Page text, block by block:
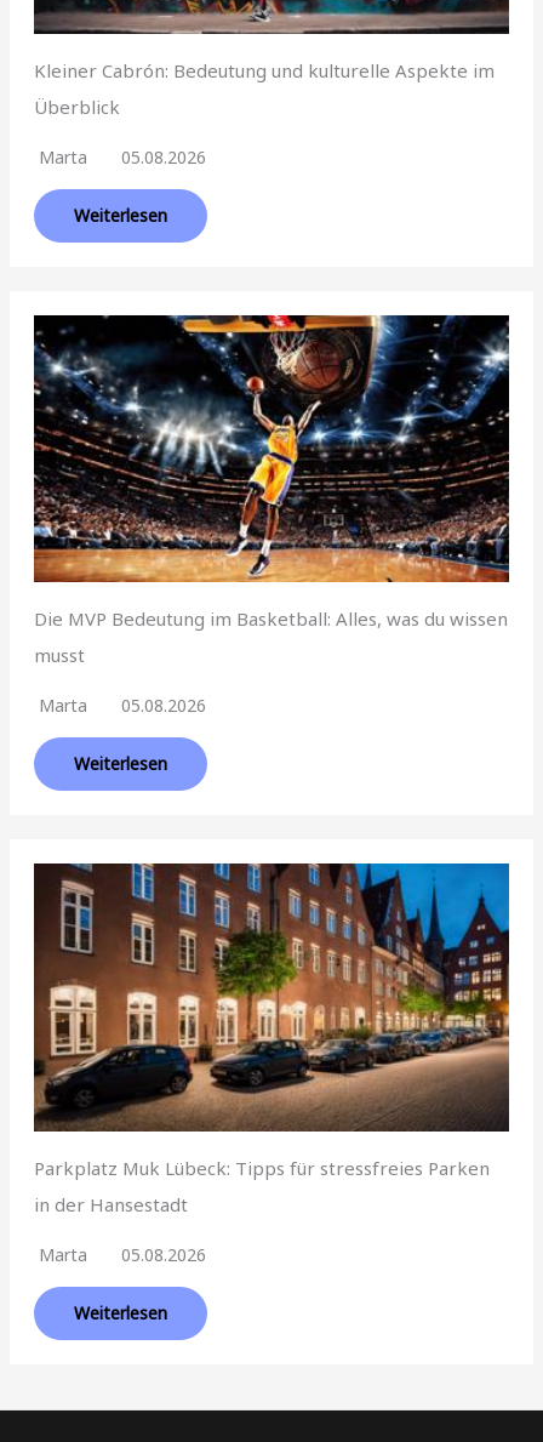
Kleiner Cabrón: Bedeutung und kulturelle Aspekte im
Überblick
Marta 05.08.2026
Weiterlesen
Die MVP Bedeutung im Basketball: Alles, was du wissen
musst
Marta 05.08.2026
Weiterlesen
Parkplatz Muk Lübeck: Tipps für stressfreies Parken
in der Hansestadt
Marta 05.08.2026
Weiterlesen